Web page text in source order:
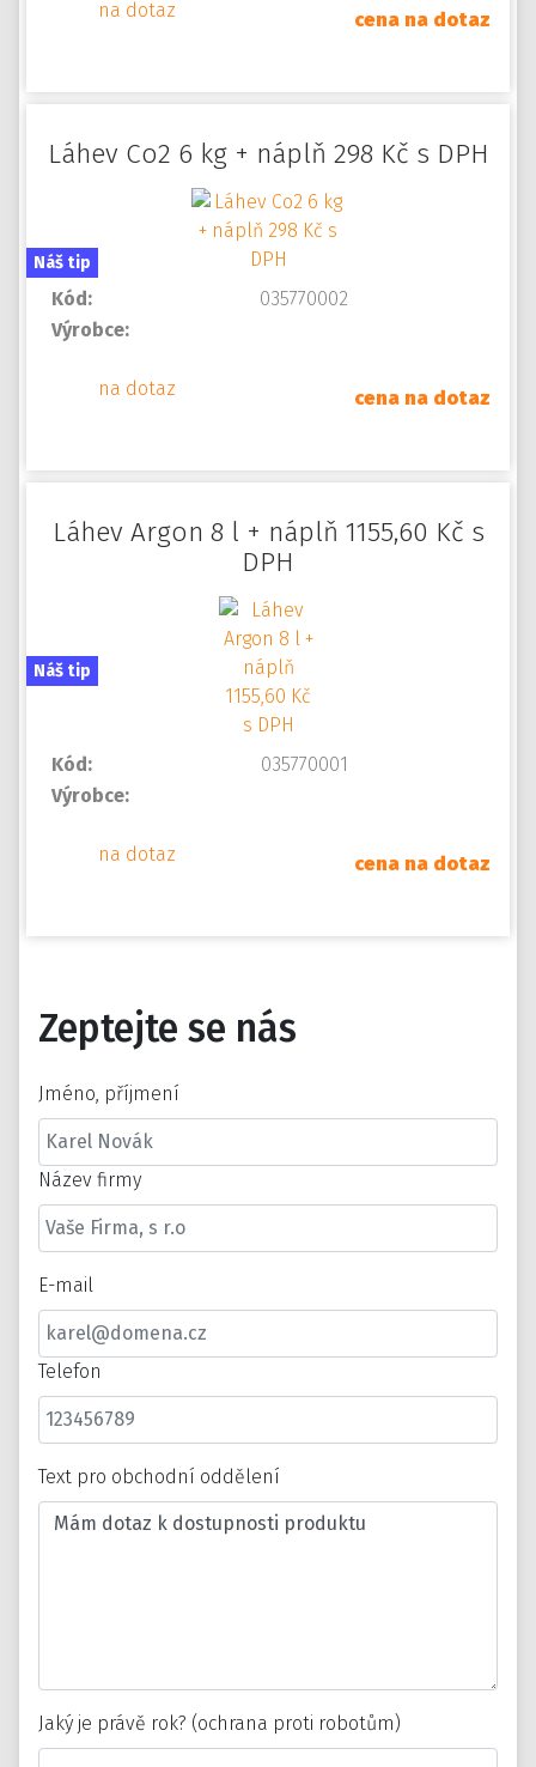
na dotaz cena na dotaz
Láhev Co2 6 kg + náplň 298 Kč s DPH
Náš tip
Kód:
035770002
Výrobce:
na dotaz cena na dotaz
Láhev Argon 8 l + náplň 1155,60 Kč s
DPH
Náš tip
Kód:
035770001
Výrobce:
na dotaz cena na dotaz
Zeptejte se nás
Jméno, příjmení
Název firmy
E-mail
Telefon
Text pro obchodní oddělení
Jaký je právě rok? (ochrana proti robotům)